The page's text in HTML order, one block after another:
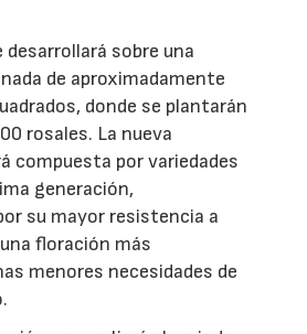
desarrollará sobre una
de aproximadamente
donde se plantarán
rosales. La nueva
compuesta por variedades
generación,
su mayor resistencia a
floración más
menores necesidades de